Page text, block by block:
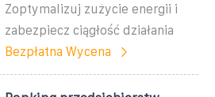
Zoptymalizuj zużycie energii i
zabezpiecz ciągłość działania
Bezpłatna Wycena